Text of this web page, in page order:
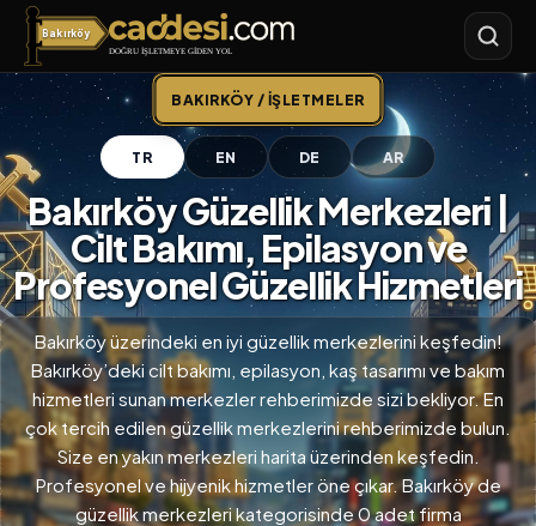
Bakırköy
Bakırköy
BAKIRKÖY / İŞLETMELER
TR EN DE AR
Bakırköy Güzellik Merkezleri |
Cilt Bakımı, Epilasyon ve
Profesyonel Güzellik Hizmetleri
Bakırköy üzerindeki en iyi güzellik merkezlerini keşfedin!
Bakırköy’deki cilt bakımı, epilasyon, kaş tasarımı ve bakım
hizmetleri sunan merkezler rehberimizde sizi bekliyor. En
çok tercih edilen güzellik merkezlerini rehberimizde bulun.
Size en yakın merkezleri harita üzerinden keşfedin.
Profesyonel ve hijyenik hizmetler öne çıkar. Bakırköy de
güzellik merkezleri kategorisinde 0 adet firma